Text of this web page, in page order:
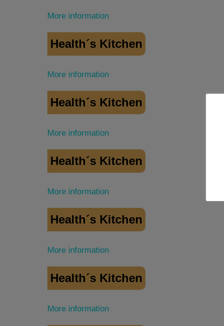
More information
Health´s Kitchen
More information
Health´s Kitchen
More information
Health´s Kitchen
More information
Health´s Kitchen
More information
Health´s Kitchen
More information